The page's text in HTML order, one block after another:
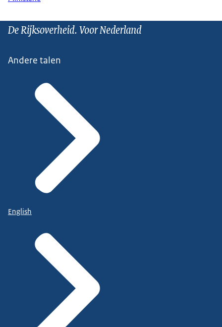
De Rijksoverheid. Voor Nederland
Andere talen
English